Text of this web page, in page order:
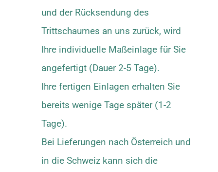
und der Rücksendung des
Trittschaumes an uns zurück, wird
Ihre individuelle Maßeinlage für Sie
angefertigt (Dauer 2-5 Tage).
Ihre fertigen Einlagen erhalten Sie
bereits wenige Tage später (1-2
Tage).
Bei Lieferungen nach Österreich und
in die Schweiz kann sich die